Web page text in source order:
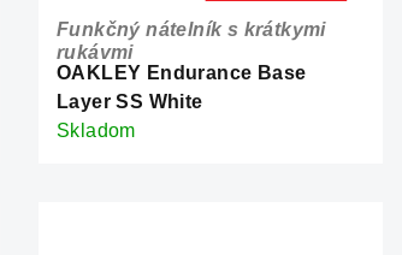
OAKLEY Endurance Base
Layer SS White
Funkčný nátelník s krátkymi
rukávmi
Skladom